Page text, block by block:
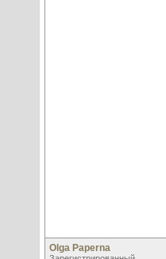
Olga Paperna